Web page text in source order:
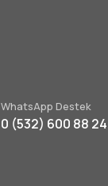
WhatsApp Destek
0 (532) 600 88 24